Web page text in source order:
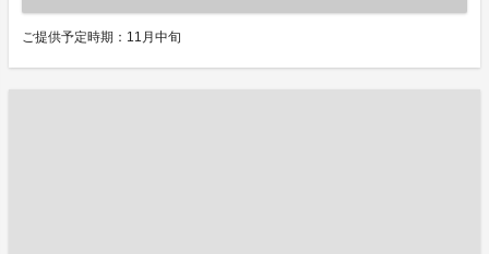
ご提供予定時期：11月中旬